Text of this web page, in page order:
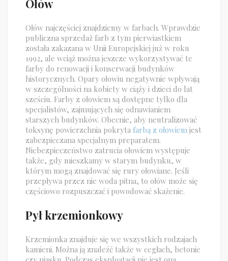
Ołów
Ołów najczęściej znajdziemy w farbach. Wprawdzie
publiczna sprzedaż farb z tym pierwiastkiem
została zakazana w Unii Europejskiej już w roku
1992, ale wciąż można jeszcze wykorzystywać te
farby do renowacji i konserwacji budynków
historycznych. Opary ołowiu negatywnie wpływają
w szczególności na kobiety w ciąży i dzieci do lat
sześciu. Farby z ołowiem są dostępne tylko dla
specjalistów, zajmujących się odnawianiem
starszych budynków. Obecnie, aby neutralizować
toksynę powierzchnia pokryta farbą z ołowiem jest
zabezpieczana specjalnym preparatem.
Niebezpieczeństwo zatrucia ołowiem występuje
także, gdy mieszkamy w starym budynku, w
którym mogą znajdować się rury ołowiane. Jeśli
przepływa przez nie woda pitna, to ołów może się
częściowo rozpuszczać i powodować skażenie.
Pył krzemionkowy
Krzemionka znajduje się we wszystkich rodzajach
kamieni. Można ją znaleźć także w cegłach, betonie